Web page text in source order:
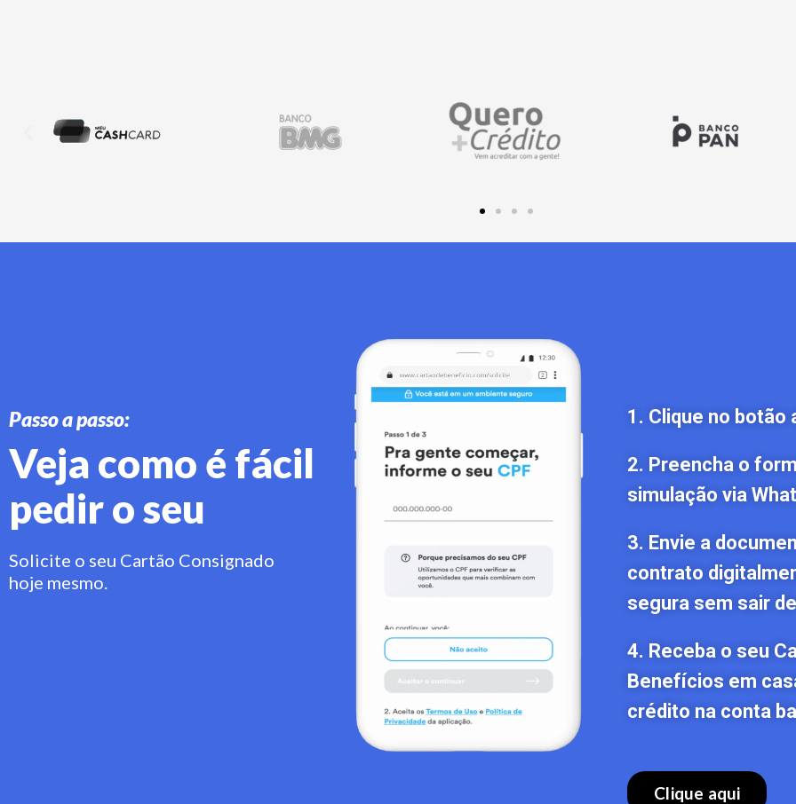
Passo a passo:
Veja como é fácil
pedir o seu
Solicite o seu Cartão Consignado
hoje mesmo.
1. Clique no botão
2. Preencha o
simulação via
3. Envie a
contrato
segura sem sair
4. Receba o seu
Benefícios em
crédito na conta
Clique aqui